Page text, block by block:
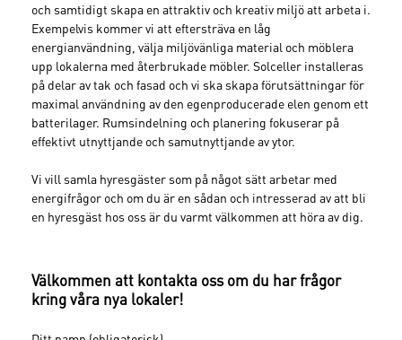
och samtidigt skapa en attraktiv och kreativ miljö att arbeta i.
Exempelvis kommer vi att eftersträva en låg
energianvändning, välja miljövänliga material och möblera
upp lokalerna med återbrukade möbler. Solceller installeras
på delar av tak och fasad och vi ska skapa förutsättningar för
maximal användning av den egenproducerade elen genom ett
batterilager. Rumsindelning och planering fokuserar på
effektivt utnyttjande och samutnyttjande av ytor.
Vi vill samla hyresgäster som på något sätt arbetar med
energifrågor och om du är en sådan och intresserad av att bli
en hyresgäst hos oss är du varmt välkommen att höra av dig.
Välkommen att kontakta oss om du har frågor
kring våra nya lokaler!